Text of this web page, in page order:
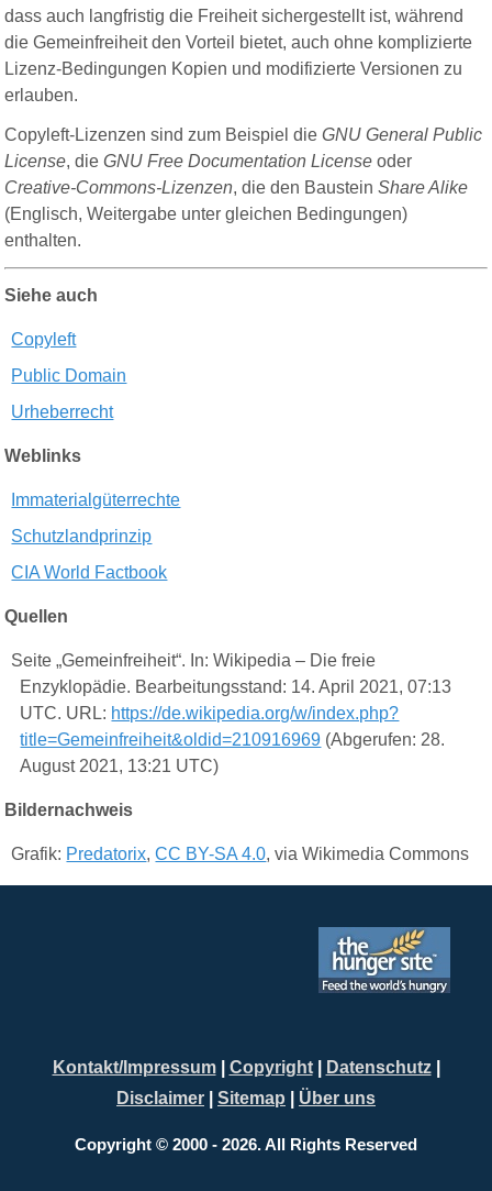
dass auch langfristig die Freiheit sichergestellt ist, während
die Gemeinfreiheit den Vorteil bietet, auch ohne komplizierte
Lizenz-Bedingungen Kopien und modifizierte Versionen zu
erlauben.
Copyleft-Lizenzen sind zum Beispiel die GNU General Public
License, dieGNU Free Documentation Licenseoder
Creative-Commons-Lizenzen, die den BausteinShare Alike
(Englisch, Weitergabe unter gleichen Bedingungen)
enthalten.
Siehe auch
Copyleft
Public Domain
Urheberrecht
Weblinks
Immaterialgüterrechte
Schutzlandprinzip
CIA World Factbook
Quellen
Seite „Gemeinfreiheit“. In: Wikipedia – Die freie
Enzyklopädie. Bearbeitungsstand: 14. April 2021, 07:13
UTC. URL: https://de.wikipedia.org/w/index.php?
title=Gemeinfreiheit&oldid=210916969 (Abgerufen: 28.
August 2021, 13:21 UTC)
Bildernachweis
Grafik: Predatorix,CC BY-SA 4.0, via Wikimedia Commons
Kontakt/Impressum| Copyright| Datenschutz|
Disclaimer
Sitemap Über uns
Copyright © 2000 - 2026. All Rights Reserved